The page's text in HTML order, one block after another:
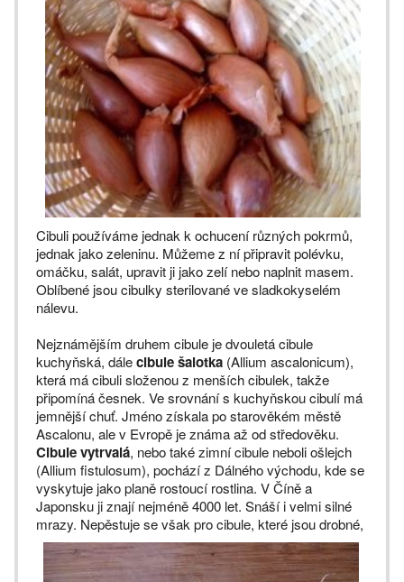
Cibuli používáme jednak k ochucení různých pokrmů,
jednak jako zeleninu. Můžeme z ní připravit polévku,
omáčku, salát, upravit ji jako zelí nebo naplnit masem.
Oblíbené jsou cibulky sterilované ve sladkokyselém
nálevu.
Nejznámějším druhem cibule je dvouletá cibule
kuchyňská, dálecibule šalotka (Allium ascalonicum),
která má cibuli složenou z menších cibulek, takže
připomíná česnek. Ve srovnání s kuchyňskou cibulí má
jemnější chuť. Jméno získala po starověkém městě
Ascalonu, ale v Evropě je známa až od středověku.
Cibule vytrvalá, nebo také zimní cibule neboli ošlejch
(Allium fistulosum), pochází z Dálného východu, kde se
vyskytuje jako planě rostoucí rostlina. V Číně a
Japonsku ji znají nejméně 4000 let. Snáší i velmi silné
mrazy. Nepěstuje se však pro cibule, které jsou drobné,